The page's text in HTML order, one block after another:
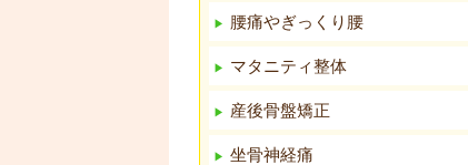
腰痛やぎっくり腰
マタニティ整体
産後骨盤矯正
坐骨神経痛